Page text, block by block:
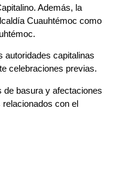
Además, la
Cuauhtémoc como
autoridades capitalinas
celebraciones previas.
de basura y afectaciones
con el